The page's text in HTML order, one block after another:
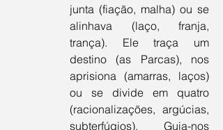
junta (fiação, malha) ou se
alinhava (laço, franja,
trança). Ele traça um
destino (as Parcas), nos
aprisiona (amarras, laços)
ou se divide em quatro
(racionalizações, argúcias,
subterfúgios). Guia-nos